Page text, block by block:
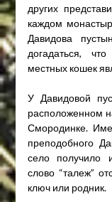
других
каждом
Давидова
догадаться,
местных кошек
У Давидовой
расположенном
Смородинке.
преподобного
село получило
слово “талеж”
ключ или родник.